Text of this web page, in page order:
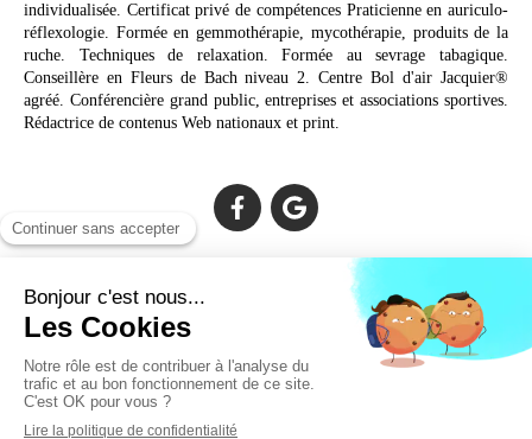
individualisée. Certificat privé de compétences Praticienne en auriculo-
réflexologie. Formée en gemmothérapie, mycothérapie, produits de la
ruche. Techniques de relaxation. Formée au sevrage tabagique.
Conseillère en Fleurs de Bach niveau 2. Centre Bol d'air Jacquier®
agréé. Conférencière grand public, entreprises et associations sportives.
Rédactrice de contenus Web nationaux et print.
Cabinet facilement accessible depuis :
Lechiagat, Treffiagat, Lesconil, Loctudy, Plobannalec, Fouesnant,
Plomeur, Pont L'Abbé, Quimper, Bénodet, Concarneau,
Douarnenez, Crozon, Rosporden, Pont-Aven, Brest, Landerneau